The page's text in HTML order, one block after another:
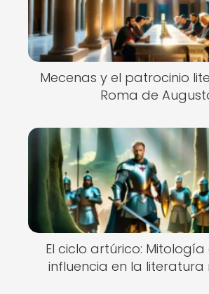
Mecenas y el patrocinio
Roma de
El ciclo artúrico:
influencia en la literatura